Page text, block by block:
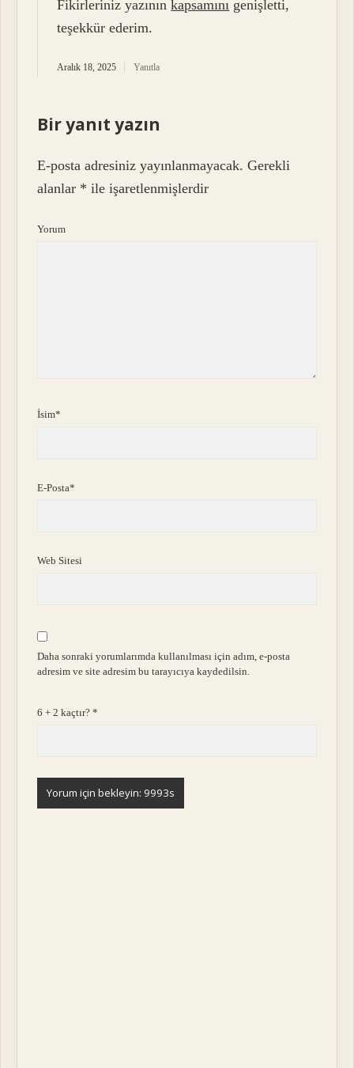
Fikirleriniz yazınınkapsamını genişletti,
teşekkür ederim.
Aralık 18, 2025 Yanıtla
Bir yanıt yazın
E-posta adresiniz yayınlanmayacak. Gerekli
alanlar * ile işaretlenmişlerdir
Yorum
İsim*
E-Posta*
Web Sitesi
Daha sonraki yorumlarımda kullanılması için adım, e-posta
adresim ve site adresim bu tarayıcıya kaydedilsin.
6 + 2 kaçtır?*